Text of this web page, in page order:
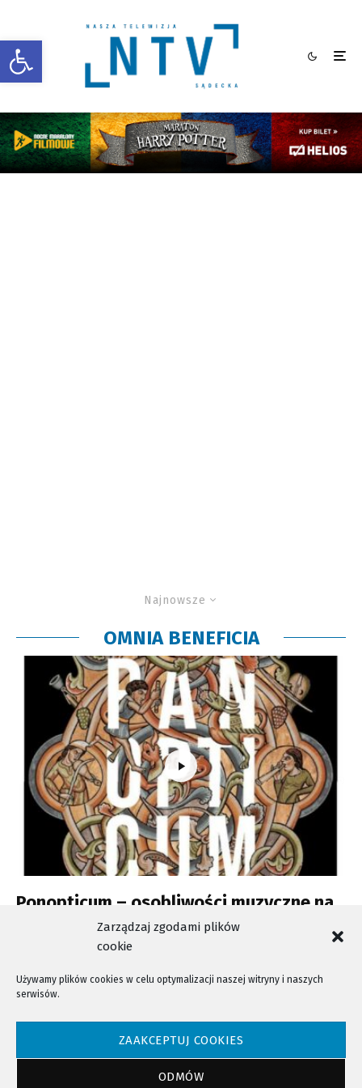
Otwórz pasek narzędzi
Zarządzaj zgodami plików
cookie
Używamy plików cookies w celu optymalizacji naszej witryny i naszych
serwisów.
ZAAKCEPTUJ COOKIES
ODMÓW
Najnowsze
OMNIA BENEFICIA
Ponopticum – osobliwości muzyczne na
Festiwalu Omnia Beneficia
NTV - Nasza Telewizja Sądecka © 2023 Wszystkie prawa zastrzeżone!